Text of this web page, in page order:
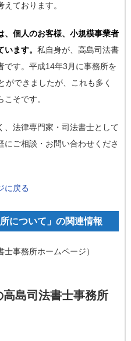
ております。
、個人のお客様、小規模事業者
ます。 私自身が、高島司法書
です。平成14年3月に事務所を
ができましたが、これも多く
そです。
、法律専門家・司法書士として
ご相談・お問い合わせくださ
に戻る
について」の関連情報
士事務所ホームページ）
島司法書士事務所